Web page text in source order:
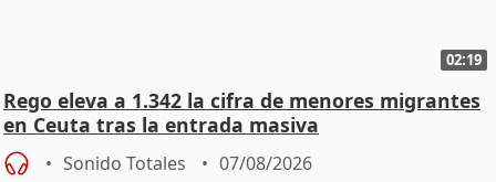
02:19
Rego eleva a 1.342 la cifra de menores migrantes
en Ceuta tras la entrada masiva
Sonido Totales 07/08/2026